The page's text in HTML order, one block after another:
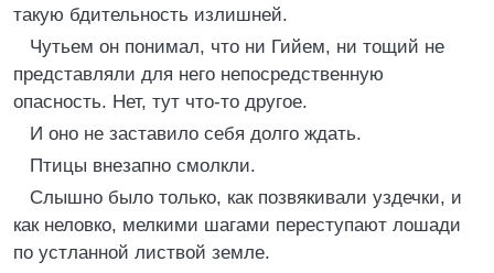
такую бдительность излишней.
Чутьем он понимал, что ни Гийем, ни тощий не
представляли для него непосредственную
опасность. Нет, тут что-то другое.
И оно не заставило себя долго ждать.
Птицы внезапно смолкли.
Слышно было только, как позвякивали уздечки, и
как неловко, мелкими шагами переступают лошади
по устланной листвой земле.